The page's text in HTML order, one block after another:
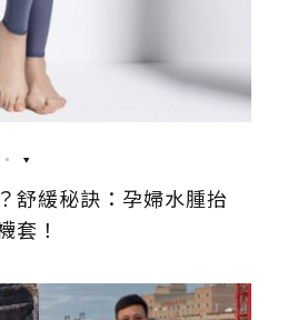
舒緩秘訣：孕婦水腫抬
套！